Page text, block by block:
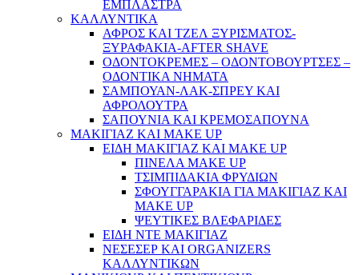
ΕΜΠΛΑΣΤΡΑ
ΚΑΛΛΥΝΤΙΚΑ
ΑΦΡΟΣ ΚΑΙ ΤΖΕΛ ΞΥΡΙΣΜΑΤΟΣ-
ΞΥΡΑΦΑΚΙΑ-AFTER SHAVE
ΟΔΟΝΤΟΚΡΕΜΕΣ – ΟΔΟΝΤΟΒΟΥΡΤΣΕΣ –
ΟΔΟΝΤΙΚΑ ΝΗΜΑΤΑ
ΣΑΜΠΟΥΑΝ-ΛΑΚ-ΣΠΡΕΥ ΚΑΙ
ΑΦΡΟΛΟΥΤΡΑ
ΣΑΠΟΥΝΙΑ ΚΑΙ ΚΡΕΜΟΣΑΠΟΥΝΑ
ΜΑΚΙΓΙΑΖ ΚΑΙ MAKE UP
ΕΙΔΗ ΜΑΚΙΓΙΑΖ ΚΑΙ MAKE UP
ΠΙΝΕΛΑ MAKE UP
ΤΣΙΜΠΙΔΑΚΙΑ ΦΡΥΔΙΩΝ
ΣΦΟΥΓΓΑΡΑΚΙΑ ΓΙΑ ΜΑΚΙΓΙΑZ ΚΑΙ
MAKE UP
ΨΕΥΤΙΚΕΣ ΒΛΕΦΑΡΙΔΕΣ
ΕΙΔΗ ΝΤΕ ΜΑΚΙΓΙΑΖ
ΝΕΣΕΣΕΡ ΚΑΙ ORGANIZERS
ΚΑΛΛΥΝΤΙΚΩΝ